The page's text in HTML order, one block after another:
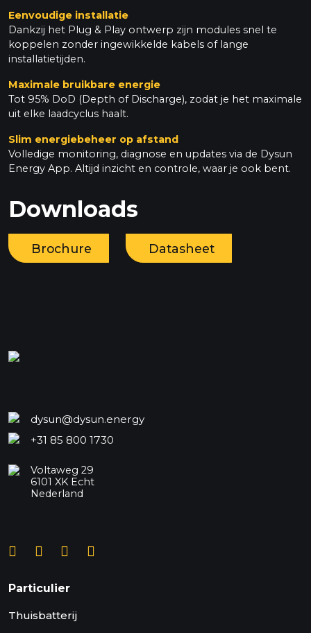
Eenvoudige installatie
Dankzij het Plug & Play ontwerp zijn modules snel te
koppelen zonder ingewikkelde kabels of lange
installatietijden.
Maximale bruikbare energie
Tot 95% DoD (Depth of Discharge), zodat je het maximale
uit elke laadcyclus haalt.
Slim energiebeheer op afstand
Volledige monitoring, diagnose en updates via de Dysun
Energy App. Altijd inzicht en controle, waar je ook bent.
Downloads
Brochure Datasheet
dysun@dysun.energy
+31 85 800 1730
Voltaweg 29
6101 XK Echt
Nederland
Particulier
Thuisbatterij